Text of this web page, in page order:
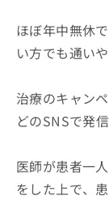
ほぼ年中無休
い方でも通い
治療のキャン
どのSNSで発
医師が患者一
をした上で、